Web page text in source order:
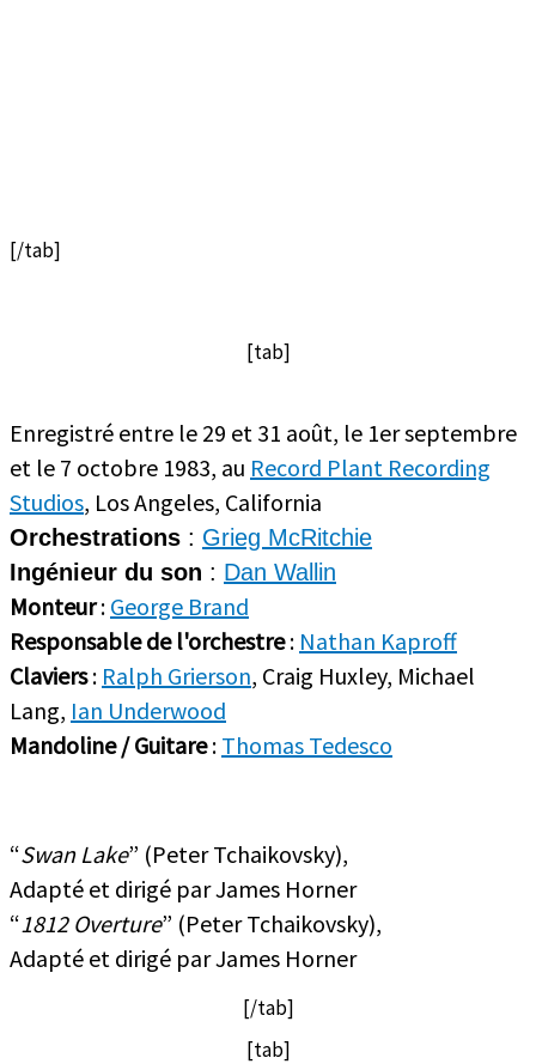
[/tab]
[tab]
Enregistré entre le 29 et 31 août, le 1er septembre
et le 7 octobre 1983, au Record Plant Recording
Studios, Los Angeles, California
Orchestrations : Grieg McRitchie
Ingénieur du son : Dan Wallin
Monteur: George Brand
Responsable de l'orchestre: Nathan Kaproff
Claviers: Ralph Grierson, Craig Huxley, Michael
Lang, Ian Underwood
Mandoline / Guitare: Thomas Tedesco
“Swan Lake” (Peter Tchaikovsky),
Adapté et dirigé par James Horner
“1812 Overture” (Peter Tchaikovsky),
Adapté et dirigé par James Horner
[/tab]
[tab]